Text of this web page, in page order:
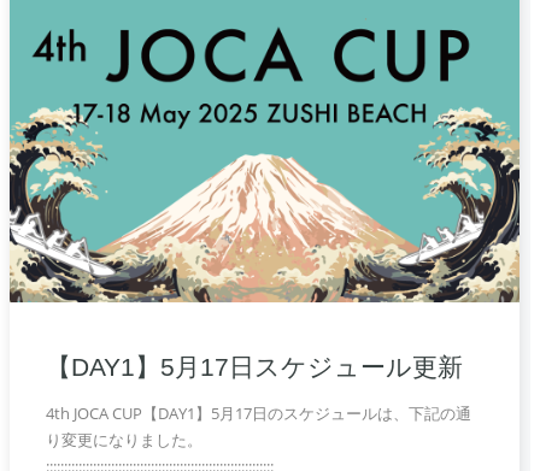
【DAY1】5月17日スケジュール更新
4th JOCA CUP【DAY1】5月17日のスケジュールは、下記の通
り変更になりました。
:::::::::::::::::::::::::::::::::::::::::::::::::::::::::::::::